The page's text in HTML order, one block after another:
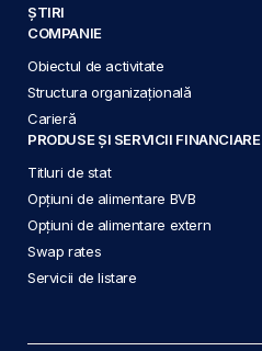
ȘTIRI
COMPANIE
Obiectul de activitate
Structura organizațională
Carieră
PRODUSE ȘI SERVICII FINANCIARE
Titluri de stat
Opțiuni de alimentare BVB
Opțiuni de alimentare extern
Swap rates
Servicii de listare